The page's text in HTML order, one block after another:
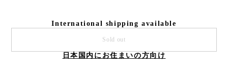
International shipping available
Sold out
日本国内にお住まいの方向け